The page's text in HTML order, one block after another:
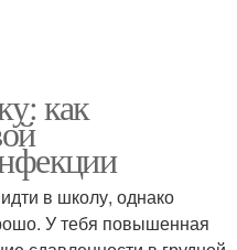
как
в школу, однако
У тебя повышенная